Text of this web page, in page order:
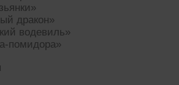
дракон»
водевиль»
помидора»